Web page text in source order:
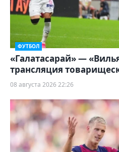
ФУТБОЛ
«Галатасарай» —
трансляция
08 августа 2026 22:26